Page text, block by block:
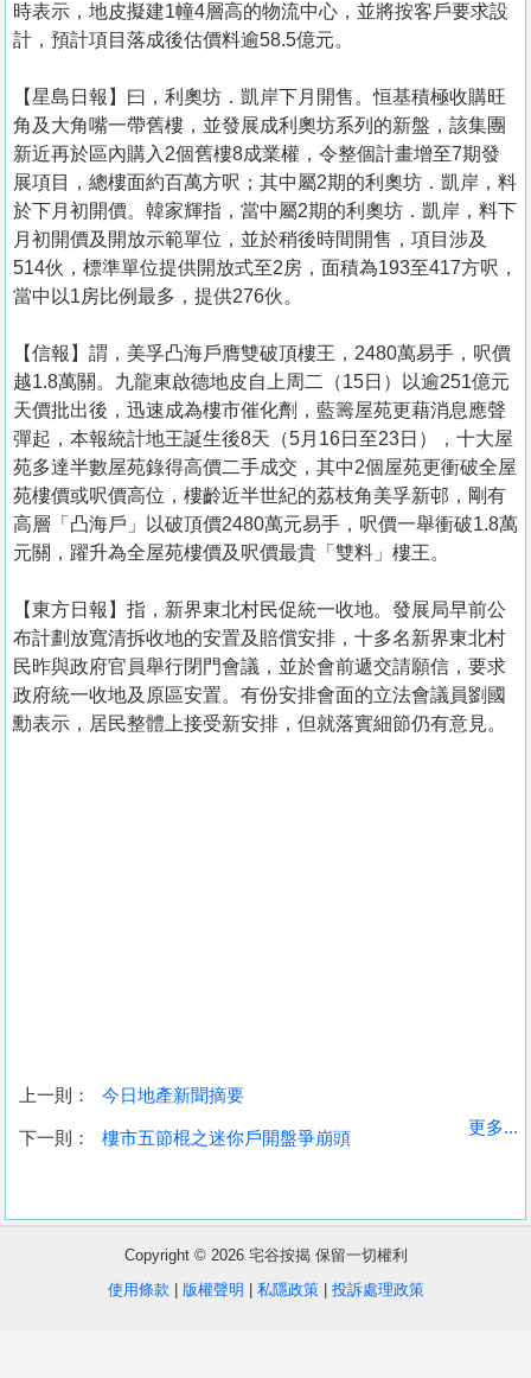
收
盤
時表示，地皮擬建1幢4層高的物流中心，並將按客戶要求設
計，預計項目落成後估價料逾58.5億元。
【星島日報】曰，利奧坊．凱岸下月開售。恒基積極收購旺
角及大角嘴一帶舊樓，並發展成利奧坊系列的新盤，該集團
新近再於區內購入2個舊樓8成業權，令整個計畫增至7期發
展項目，總樓面約百萬方呎；其中屬2期的利奧坊．凱岸，料
於下月初開價。韓家輝指，當中屬2期的利奧坊．凱岸，料下
月初開價及開放示範單位，並於稍後時間開售，項目涉及
514伙，標準單位提供開放式至2房，面積為193至417方呎，
當中以1房比例最多，提供276伙。
【信報】謂，美孚凸海戶膺雙破頂樓王，2480萬易手，呎價
越1.8萬關。九龍東啟德地皮自上周二（15日）以逾251億元
天價批出後，迅速成為樓市催化劑，藍籌屋苑更藉消息應聲
彈起，本報統計地王誕生後8天（5月16日至23日），十大屋
苑多達半數屋苑錄得高價二手成交，其中2個屋苑更衝破全屋
苑樓價或呎價高位，樓齡近半世紀的荔枝角美孚新邨，剛有
高層「凸海戶」以破頂價2480萬元易手，呎價一舉衝破1.8萬
元關，躍升為全屋苑樓價及呎價最貴「雙料」樓王。
【東方日報】指，新界東北村民促統一收地。發展局早前公
布計劃放寬清拆收地的安置及賠償安排，十多名新界東北村
民昨與政府官員舉行閉門會議，並於會前遞交請願信，要求
政府統一收地及原區安置。有份安排會面的立法會議員劉國
勳表示，居民整體上接受新安排，但就落實細節仍有意見。
上一則： 今日地產新聞摘要
下一則： 樓市五節棍之迷你戶開盤爭崩頭
更多...
Copyright © 2026 宅谷按揭 保留一切權利
使用條款
版權聲明 私隱政策| 投訴處理政策